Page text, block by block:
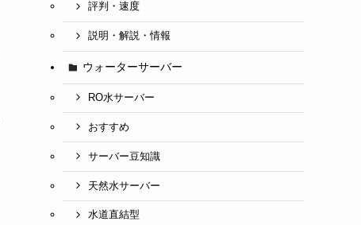
評判・速度
説明・解説・情報
ウォーターサーバー
RO水サーバー
おすすめ
サーバー豆知識
天然水サーバー
水道直結型